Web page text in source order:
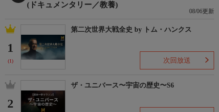
(ドキュメンタリー／教養)
08/06更新
1
(1)
第二次世界大戦全史 by トム・ハンクス
次回放送
2
ザ・ユニバース〜宇宙の歴史〜S6